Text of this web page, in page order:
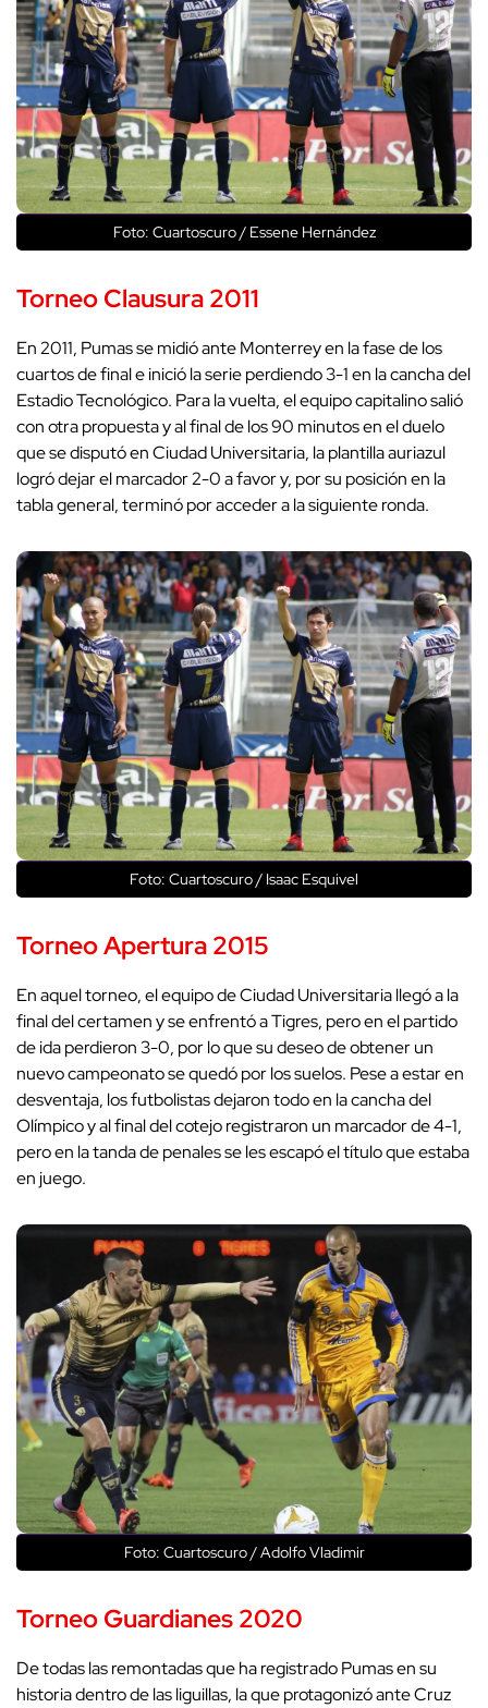
Foto: Cuartoscuro / Essene Hernández
Torneo Clausura 2011
En 2011, Pumas se midió ante Monterrey en la fase de los
cuartos de final e inició la serie perdiendo 3-1 en la cancha del
Estadio Tecnológico. Para la vuelta, el equipo capitalino salió
con otra propuesta y al final de los 90 minutos en el duelo
que se disputó en Ciudad Universitaria, la plantilla auriazul
logró dejar el marcador 2-0 a favor y, por su posición en la
tabla general, terminó por acceder a la siguiente ronda.
Foto: Cuartoscuro / Isaac Esquivel
Torneo Apertura 2015
En aquel torneo, el equipo de Ciudad Universitaria llegó a la
final del certamen y se enfrentó a Tigres, pero en el partido
de ida perdieron 3-0, por lo que su deseo de obtener un
nuevo campeonato se quedó por los suelos. Pese a estar en
desventaja, los futbolistas dejaron todo en la cancha del
Olímpico y al final del cotejo registraron un marcador de 4-1,
pero en la tanda de penales se les escapó el título que estaba
en juego.
Foto: Cuartoscuro / Adolfo Vladimir
Torneo Guardianes 2020
De todas las remontadas que ha registrado Pumas en su
historia dentro de las liguillas, la que protagonizó ante Cruz